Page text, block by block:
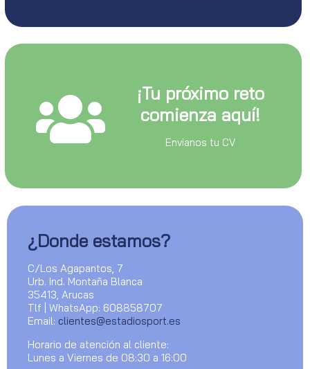
¡Tu próximo reto
comienza aquí!
Envianos tu CV
¿Donde estamos?
C/Los Agapantos, 7
Urb. Ind. Montaña Blanca
35413, Arucas
Tlf | WhatsApp: 608858707
Email: clientes@estadiosport.es
Horario de atención al cliente:
Lunes a Viernes de 08:30 a 16:00